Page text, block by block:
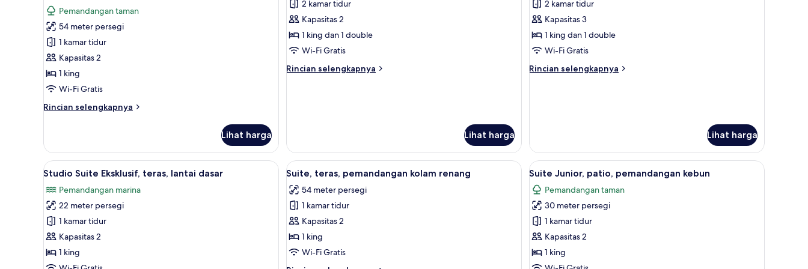
untuk
Suite,
balkon,
pemandangan
kebun
(2
adults)
ulasan)
Pemandangan taman
54 meter persegi
1 kamar tidur
Kapasitas 2
1 king
Wi-Fi Gratis
Rincian selengkapnya
Rincian
Suite,
balkon,
pemandangan
(2
adults)
Lihat harga
untuk
Suite,
2
kamar
balkon
2 kamar tidur
Kapasitas 2
1 king dan 1 double
Wi-Fi Gratis
Rincian selengkapnya
Rincian
tidur,
balkon
(2
adults)
Lihat harga
untuk
Suite,
2
kamar
balkon
2 kamar tidur
Kapasitas 3
1 king dan 1 double
Wi-Fi Gratis
Rincian selengkapnya
Rincian
tidur,
balkon
(3
adults)
Lihat harga
Lihat
semua
foto
untuk
Studio
Suite
Eksklusif,
teras,
Studio Suite Eksklusif, teras, lantai dasar | Minibar, brankas, tirai kedap cahaya, dan kedap suara
5
Studio Suite Eksklusif, teras, lantai dasar
Pemandangan marina
22 meter persegi
1 kamar tidur
Kapasitas 2
1 king
Lihat
semua
foto
untuk
Suite,
teras,
pemandangan
Suite, teras, pemandangan kolam renang | Teras/patio
9
Suite, teras, pemandangan kolam renang
54 meter persegi
1 kamar tidur
Kapasitas 2
1 king
Wi-Fi Gratis
Lihat
semua
foto
untuk
Suite
Junior,
patio,
pemandangan
Suite Junior, patio, pemandangan kebun |
5
Suite Junior, patio, pemandangan kebun
Pemandangan taman
30 meter persegi
1 kamar tidur
Kapasitas 2
1 king